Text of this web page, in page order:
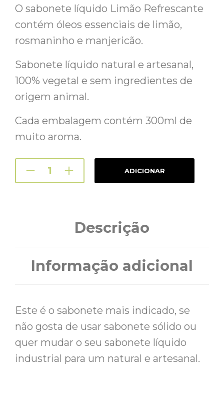
O sabonete líquido Limão Refrescante
contém óleos essenciais de limão,
rosmaninho e manjericão.
Sabonete líquido natural e artesanal,
100% vegetal e sem ingredientes de
origem animal.
Cada embalagem contém 300ml de
muito aroma.
ADICIONAR
Descrição
Informação adicional
Este é o sabonete mais indicado, se
não gosta de usar sabonete sólido ou
quer mudar o seu sabonete líquido
industrial para um natural e artesanal.